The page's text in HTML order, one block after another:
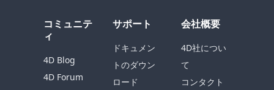
コミュニテ
ィ
4D Blog
4D Forum
サポート
ドキュメン
トのダウン
ロード
会社概要
4D社につい
て
コンタクト